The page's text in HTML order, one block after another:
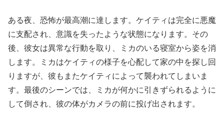
ある夜、恐怖が最高潮に達します。ケイティは完全に悪魔
に支配され、意識を失ったような状態になります。その
後、彼女は異常な行動を取り、ミカのいる寝室から姿を消
します。ミカはケイティの様子を心配して家の中を探し回
りますが、彼もまたケイティによって襲われてしまいま
す。最後のシーンでは、ミカが何かに引きずられるように
して倒され、彼の体がカメラの前に投げ出されます。